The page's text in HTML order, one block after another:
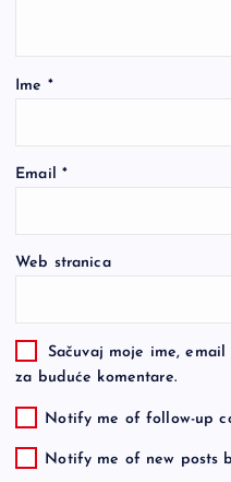
Ime *
Email *
Web stranica
Sačuvaj moje ime,
za buduće komentare.
Notify me of follow-up
Notify me of new posts